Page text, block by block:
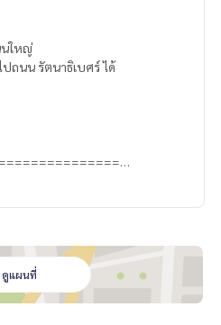
นใหญ่
ถนน รัตนาธิเบศร์ ได้
ดูแผนที่